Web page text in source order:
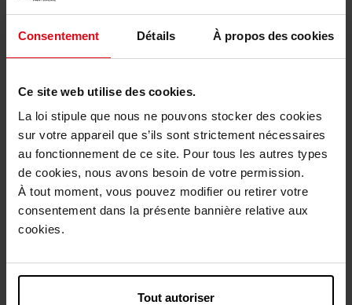
Consentement Détails À propos des cookies
Ce site web utilise des cookies.
La loi stipule que nous ne pouvons stocker des cookies
sur votre appareil que s’ils sont strictement nécessaires
au fonctionnement de ce site. Pour tous les autres types
de cookies, nous avons besoin de votre permission.
À tout moment, vous pouvez modifier ou retirer votre
consentement dans la présente bannière relative aux
cookies.
Tout autoriser
Livraison
Livraison gratuite à partir de 50€
Retour gratuit dans votre magasin
Description
Caractéristiques